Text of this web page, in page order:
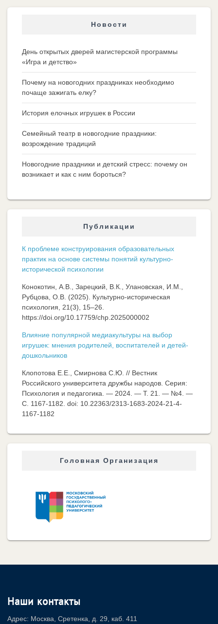
Новости
День открытых дверей магистерской программы
«Игра и детство»
Почему на новогодних праздниках необходимо
почаще зажигать елку?
История елочных игрушек в России
Семейный театр в новогодние праздники:
возрождение традиций
Новогодние праздники и детский стресс: почему он
возникает и как с ним бороться?
Публикации
К проблеме конструирования образовательных
практик на основе системы понятий культурно-
исторической психологии
Конокотин, А.В., Зарецкий, В.К., Улановская, И.М.,
Рубцова, О.В. (2025). Культурно-историческая
психология, 21(3), 15–26.
https://doi.org/10.17759/chp.2025000002
Влияние популярной медиакультуры на выбор
игрушек: мнения родителей, воспитателей и детей-
дошкольников
Клопотова Е.Е., Смирнова С.Ю. // Вестник
Российского университета дружбы народов. Серия:
Психология и педагогика. — 2024. — Т. 21. — №4. —
C. 1167-1182. doi: 10.22363/2313-1683-2024-21-4-
1167-1182
Головная Организация
Наши контакты
Адрес: Москва, Сретенка, д. 29, каб. 411